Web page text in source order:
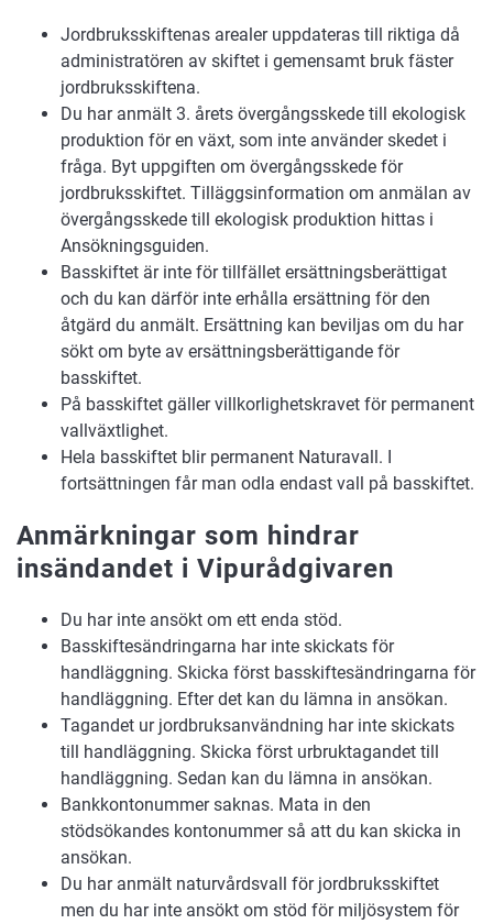
Jordbruksskiftenas arealer uppdateras till riktiga då
administratören av skiftet i gemensamt bruk fäster
jordbruksskiftena.
Du har anmält 3. årets övergångsskede till ekologisk
produktion för en växt, som inte använder skedet i
fråga. Byt uppgiften om övergångsskede för
jordbruksskiftet. Tilläggsinformation om anmälan av
övergångsskede till ekologisk produktion hittas i
Ansökningsguiden.
Basskiftet är inte för tillfället ersättningsberättigat
och du kan därför inte erhålla ersättning för den
åtgärd du anmält. Ersättning kan beviljas om du har
sökt om byte av ersättningsberättigande för
basskiftet.
På basskiftet gäller villkorlighetskravet för permanent
vallväxtlighet.
Hela basskiftet blir permanent Naturavall. I
fortsättningen får man odla endast vall på basskiftet.
Anmärkningar som hindrar
insändandet i Vipurådgivaren
Du har inte ansökt om ett enda stöd.
Basskiftesändringarna har inte skickats för
handläggning. Skicka först basskiftesändringarna för
handläggning. Efter det kan du lämna in ansökan.
Tagandet ur jordbruksanvändning har inte skickats
till handläggning. Skicka först urbruktagandet till
handläggning. Sedan kan du lämna in ansökan.
Bankkontonummer saknas. Mata in den
stödsökandes kontonummer så att du kan skicka in
ansökan.
Du har anmält naturvårdsvall för jordbruksskiftet
men du har inte ansökt om stöd för miljösystem för